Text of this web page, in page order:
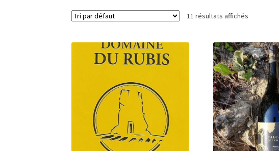
11 résultats affichés